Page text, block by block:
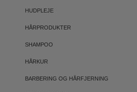
HUDPLEJE
HÅRPRODUKTER
SHAMPOO
HÅRKUR
BARBERING OG HÅRFJERNING